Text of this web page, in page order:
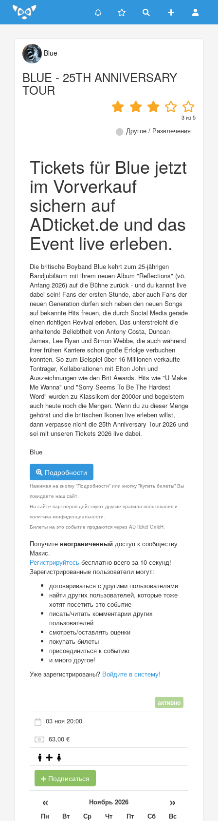
Update cookies preferences
Blue
BLUE - 25TH ANNIVERSARY
TOUR
3из5
Другое / Развлечения
Tickets für Blue jetzt
im Vorverkauf
sichern auf
ADticket.de und das
Event live erleben.
Die britische Boyband Blue kehrt zum 25-jährigen
Bandjubiläum mit ihrem neuen Album "Reflections" (vö.
Anfang 2026) auf die Bühne zurück - und du kannst live
dabei sein! Fans der ersten Stunde, aber auch Fans der
neuen Generation dürfen sich neben den neuen Songs
auf bekannte Hits freuen, die durch Social Media gerade
einen richtigen Revival erleben. Das unterstreicht die
anhaltende Beliebtheit von Antony Costa, Duncan
James, Lee Ryan und Simon Webbe, die auch während
ihrer frühen Karriere schon große Erfolge verbuchen
konnten. So zum Beispiel über 16 Millionen verkaufte
Tonträger, Kollaborationen mit Elton John und
Auszeichnungen wie den Brit Awards. Hits wie "U Make
Me Wanna" und "Sorry Seems To Be The Hardest
Word" wurden zu Klassikern der 2000er und begeistern
auch heute noch die Mengen. Wenn du zu dieser Menge
gehörst und die britischen Ikonen live erleben willst,
dann verpasse nicht die 25th Anniversary Tour 2026 und
sei mit unseren Tickets 2026 live dabei.
Blue
Подробности
Нажимая на кнопку "Подробности" или кнопку "Купить билеты" Вы
покидаете наш сайт.
На сайте партнеров действуют другие правила пользования и
политика конфиденциальности.
Билеты на это событие продаются через AD ticket GmbH.
Получите неограниченный доступ к сообществу
Макис.
Регистрируйтесь бесплатно всего за 10 секунд!
Зарегистрированные пользователи могут:
договариваться с другими пользователями
найти других пользователей, которые тоже
хотят посетить это событие
писать/читать комментарии других
пользователей
смотреть/оставлять оценки
покупать билеты
присоединиться к событию
и много другое!
Уже зарегистрированы? Войдите в систему!
активно
03 ноя 20:00
63,00 €
Подписаться
« Ноябрь 2026 »
Пн Вт Ср Чт Пт Сб
Вс